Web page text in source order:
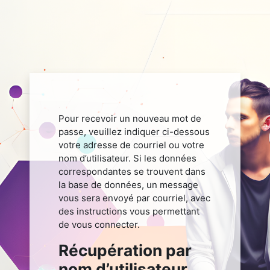
Pour recevoir un nouveau mot de
passe, veuillez indiquer ci-dessous
votre adresse de courriel ou votre
nom d’utilisateur. Si les données
correspondantes se trouvent dans
la base de données, un message
vous sera envoyé par courriel, avec
des instructions vous permettant
de vous connecter.
Récupération par nom
Récupération par